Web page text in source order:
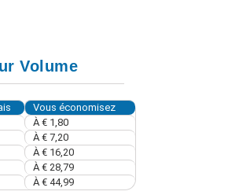
Volume
Vous économisez
À € 1,80
À € 7,20
À € 16,20
À € 28,79
À € 44,99